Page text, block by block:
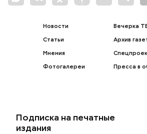
Новости
Статьи
Мнения
Фотогалереи
Вечерка
Архив
Пресса в
Подписка на печатные
издания